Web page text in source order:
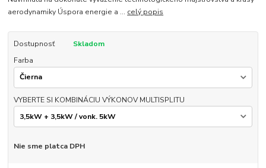
aerodynamiky Úspora energie a ... celý popis
Dostupnosť
Skladom
Farba
VYBERTE SI KOMBINÁCIU VÝKONOV MULTISPLITU
Nie sme platca DPH